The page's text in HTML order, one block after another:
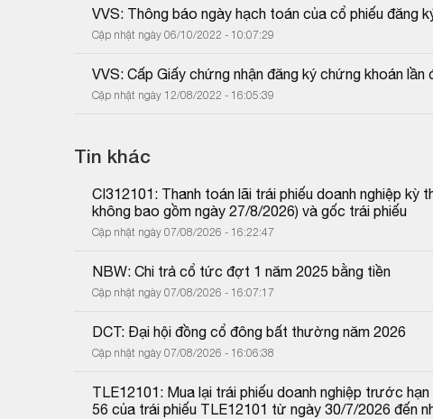
VVS: Thông báo ngày hạch toán của cổ phiếu đăng
Cập nhật ngày 06/10/2022 - 10:07:29
VVS: Cấp Giấy chứng nhận đăng ký chứng khoán lần
Cập nhật ngày 12/08/2022 - 16:05:39
Tin khác
CI312101: Thanh toán lãi trái phiếu doanh nghiệp
không bao gồm ngày 27/8/2026) và gốc trái phiếu
Cập nhật ngày 07/08/2026 - 16:22:47
NBW: Chi trả cổ tức đợt 1 năm 2025 bằng tiền
Cập nhật ngày 07/08/2026 - 16:07:17
DCT: Đại hội đồng cổ đông bất thường năm 2026
Cập nhật ngày 07/08/2026 - 16:06:38
TLE12101: Mua lại trái phiếu doanh nghiệp trước
56 của trái phiếu TLE12101 từ ngày 30/7/2026 đến